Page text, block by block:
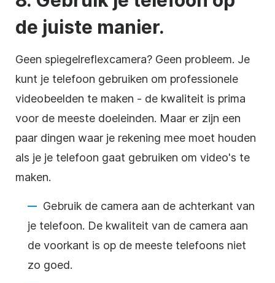
de juiste manier.
Geen spiegelreflexcamera? Geen probleem. Je
kunt je telefoon gebruiken om professionele
videobeelden te maken - de kwaliteit is prima
voor de meeste doeleinden. Maar er zijn een
paar dingen waar je rekening mee moet houden
als je je telefoon gaat gebruiken om video's te
maken.
Gebruik de camera aan de achterkant van
je telefoon. De kwaliteit van de camera aan
de voorkant is op de meeste telefoons niet
zo goed.